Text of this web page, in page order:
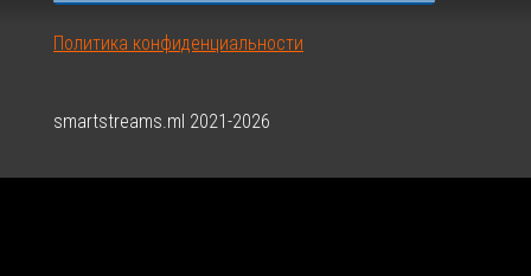
Политика конфиденциальности
smartstreams.ml 2021-2026